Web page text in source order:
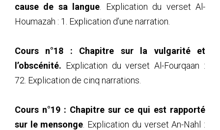
cause de sa langue . Explication du verset Al-
Houmazah : 1. Explication d’une narration.
Cours n°18 :
Chapitre sur la vulgarité et
l’obscénité. Explication du verset Al-Fourqaan :
72. Explication de cinq narrations.
Cours n°19 : Chapitre sur ce qui est rapporté
sur le mensonge . Explication du verset An-Nahl :